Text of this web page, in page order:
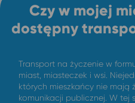
Czy w mojej
dostępny
Transport na życzenie w
miast, miasteczek i wsi.
których mieszkańcy nie mają
komunikacji publicznej. W tej